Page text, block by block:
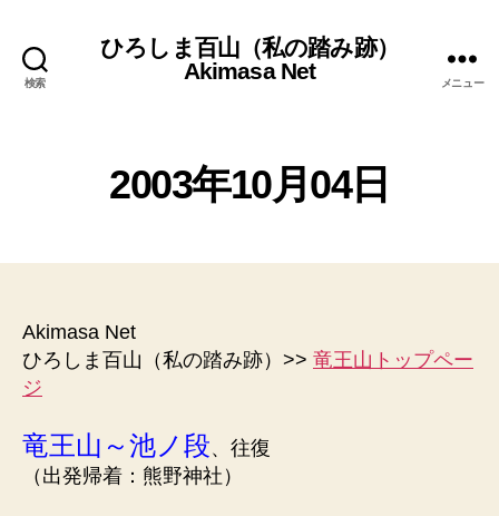
検索
ひろしま百山（私の踏み跡）
Akimasa Net
メニュー
2003年10月04日
成
者
9
年
日
Akimasa Net
ひろしま百山（私の踏み跡）>> 竜王山トップペー
ジ
竜王山～池ノ段、往復
（出発帰着：熊野神社）